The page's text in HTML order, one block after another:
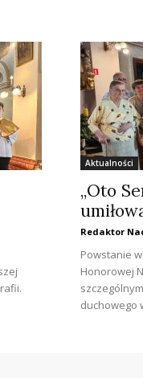
Aktualności
„Oto
Redaktor
Powstanie
Honorowej
duchowego